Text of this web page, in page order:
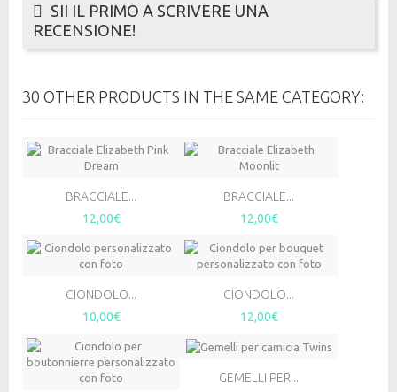
SII IL PRIMO A SCRIVERE UNA
RECENSIONE!
30 OTHER PRODUCTS IN THE SAME CATEGORY:
BRACCIALE...
12,00€
BRACCIALE...
12,00€
CIONDOLO...
10,00€
CIONDOLO...
12,00€
GEMELLI PER...